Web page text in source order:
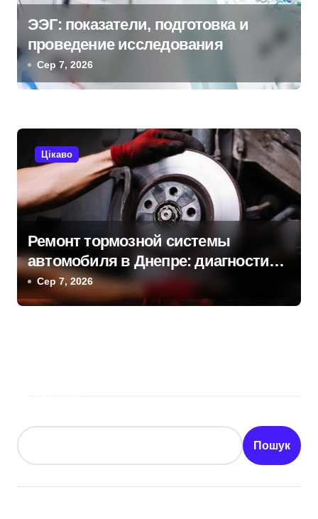
ЭЭГ: показатели, подготовка и
проведение исследования
Сер 7, 2026
Цікаво
Ремонт тормозной системы
автомобиля в Днепре: диагностика,
обслуживание и замена деталей
Сер 7, 2026
Пошук